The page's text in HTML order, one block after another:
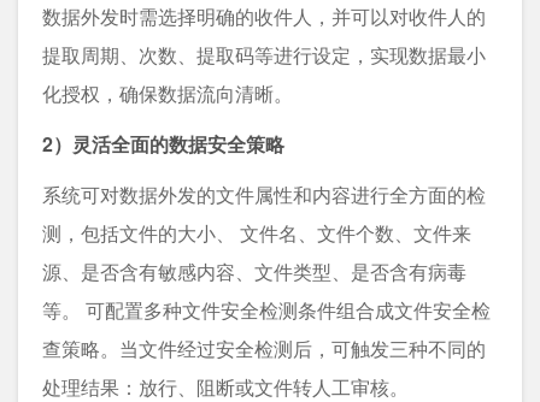
数据外发时需选择明确的收件人，并可以对收件人的
提取周期、次数、提取码等进行设定，实现数据最小
化授权，确保数据流向清晰。
2）灵活全面的数据安全策略
系统可对数据外发的文件属性和内容进行全方面的检
测，包括文件的大小、 文件名、文件个数、文件来
源、是否含有敏感内容、文件类型、是否含有病毒
等。 可配置多种文件安全检测条件组合成文件安全检
查策略。当文件经过安全检测后，可触发三种不同的
处理结果：放行、阻断或文件转人工审核。